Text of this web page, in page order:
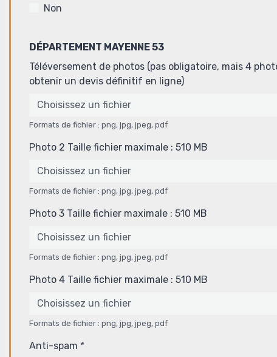
Non
DÉPARTEMENT MAYENNE 53
Téléversement de photos (pas obligatoire, mais 4
obtenir un devis définitif en ligne)
Choisissez un fichier
Formats de fichier : png, jpg, jpeg, pdf
Photo 2 Taille fichier maximale : 510 MB
Choisissez un fichier
Formats de fichier : png, jpg, jpeg, pdf
Photo 3 Taille fichier maximale : 510 MB
Choisissez un fichier
Formats de fichier : png, jpg, jpeg, pdf
Photo 4 Taille fichier maximale : 510 MB
Choisissez un fichier
Formats de fichier : png, jpg, jpeg, pdf
Anti-spam